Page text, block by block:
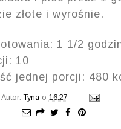
złote i wyrośnie.
1 1/2
: 10
jednej porcji: 480
Autor:Tyna o 16:27